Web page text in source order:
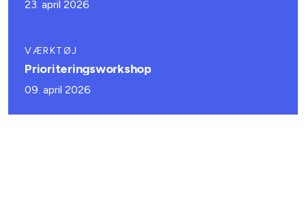
23. april 2026
VÆRKTØJ
Prioriteringsworkshop
09. april 2026